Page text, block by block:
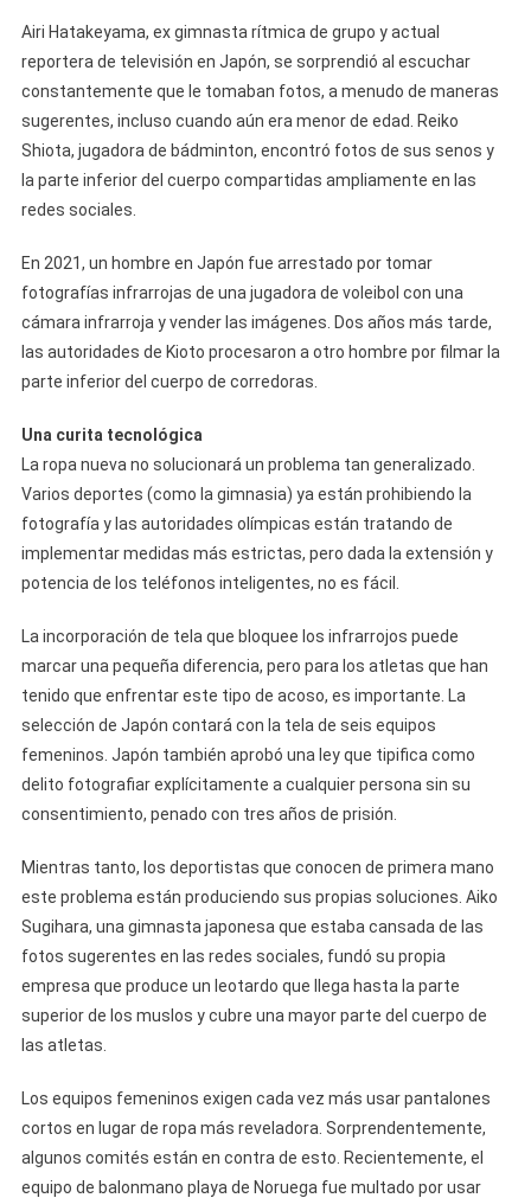
Airi Hatakeyama, ex gimnasta rítmica de grupo y actual
reportera de televisión en Japón, se sorprendió al escuchar
constantemente que le tomaban fotos, a menudo de maneras
sugerentes, incluso cuando aún era menor de edad. Reiko
Shiota, jugadora de bádminton, encontró fotos de sus senos y
la parte inferior del cuerpo compartidas ampliamente en las
redes sociales.
En 2021, un hombre en Japón fue arrestado por tomar
fotografías infrarrojas de una jugadora de voleibol con una
cámara infrarroja y vender las imágenes. Dos años más tarde,
las autoridades de Kioto procesaron a otro hombre por filmar la
parte inferior del cuerpo de corredoras.
Una curita tecnológica
La ropa nueva no solucionará un problema tan generalizado.
Varios deportes (como la gimnasia) ya están prohibiendo la
fotografía y las autoridades olímpicas están tratando de
implementar medidas más estrictas, pero dada la extensión y
potencia de los teléfonos inteligentes, no es fácil.
La incorporación de tela que bloquee los infrarrojos puede
marcar una pequeña diferencia, pero para los atletas que han
tenido que enfrentar este tipo de acoso, es importante. La
selección de Japón contará con la tela de seis equipos
femeninos. Japón también aprobó una ley que tipifica como
delito fotografiar explícitamente a cualquier persona sin su
consentimiento, penado con tres años de prisión.
Mientras tanto, los deportistas que conocen de primera mano
este problema están produciendo sus propias soluciones. Aiko
Sugihara, una gimnasta japonesa que estaba cansada de las
fotos sugerentes en las redes sociales, fundó su propia
empresa que produce un leotardo que llega hasta la parte
superior de los muslos y cubre una mayor parte del cuerpo de
las atletas.
Los equipos femeninos exigen cada vez más usar pantalones
cortos en lugar de ropa más reveladora. Sorprendentemente,
algunos comités están en contra de esto. Recientemente, el
equipo de balonmano playa de Noruega fue multado por usar